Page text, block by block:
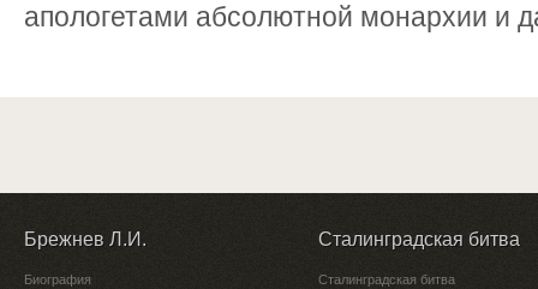
апологетами абсолютной монархии и
Брежнев Л.И.
Биография
Сталинградская битва
Сталинградская битва